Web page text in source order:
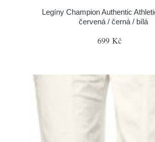
Legíny Champion Authentic
červená / černá / bílá
699 Kč